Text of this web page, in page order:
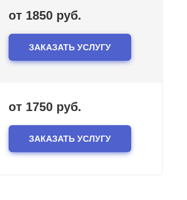
от 1850 руб.
ЗАКАЗАТЬ УСЛУГУ
от 1750 руб.
ЗАКАЗАТЬ УСЛУГУ